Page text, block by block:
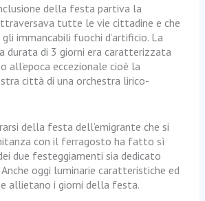
della festa partiva la
tutte le vie cittadine e che
immancabili fuochi d’artificio. La
durata di 3 giorni era caratterizzata
all’epoca eccezionale cioè la
città di una orchestra lirico-
della festa dell’emigrante che si
con il ferragosto ha fatto sì
due festeggiamenti sia dedicato
oggi luminarie caratteristiche ed
allietano i giorni della festa.